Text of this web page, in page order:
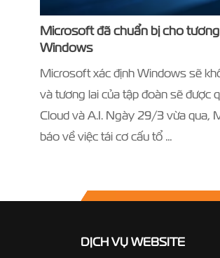
Microsoft đã chuẩn bị cho
Windows
Microsoft xác định Windows sẽ
và tương lai của tập đoàn sẽ được
Cloud và A.I. Ngày 29/3 vừa qua,
báo về việc tái cơ cấu tổ …
DỊCH VỤ WEBSITE